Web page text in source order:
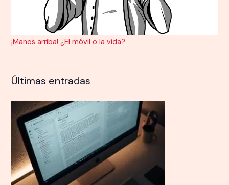
¡Manos arriba! ¿El móvil o la vida?
Últimas entradas